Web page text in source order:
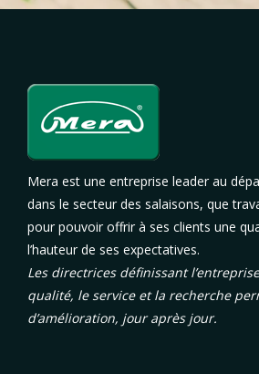
Mera est une entreprise leader au
dans le secteur des salaisons, que
pour pouvoir offrir à ses clients une
l’hauteur de ses expectatives.
Les directrices définissant
qualité, le service et la recherche
d’amélioration, jour après jour.